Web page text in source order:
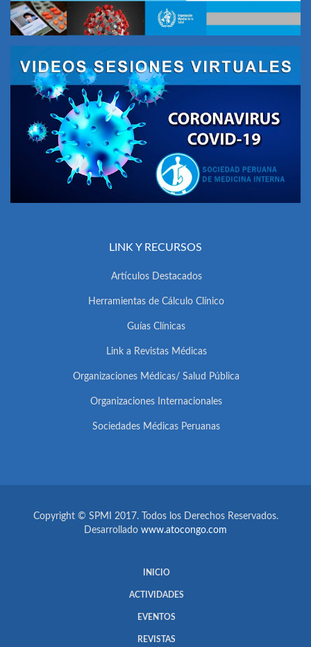
LINK Y RECURSOS
Artículos Destacados
Herramientas de Cálculo Clínico
Guías Clínicas
Link a Revistas Médicas
Organizaciones Médicas/ Salud Pública
Organizaciones Internacionales
Sociedades Médicas Peruanas
Copyright © SPMI 2017. Todos los Derechos Reservados.
Desarrollado www.atocongo.com
INICIO
ACTIVIDADES
EVENTOS
REVISTAS